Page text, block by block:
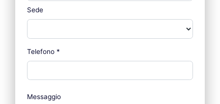
Sede
Telefono *
Messaggio